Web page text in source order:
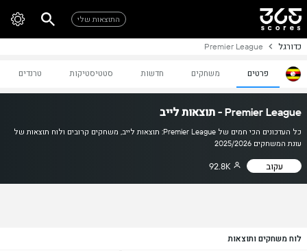
התוצאות שלי
כדורגל Premier League
פרטים משחקים חדשות סטטיסטיקות טרנדים
Premier League - תוצאות לייב
כל העדכונים הכי חמים של Premier League: תוצאות לייב, משחקים קרובים ולוח תוצאות של
עונת המשחקים 2025/2026
עקוב 92.8K
לוח משחקים ותוצאות